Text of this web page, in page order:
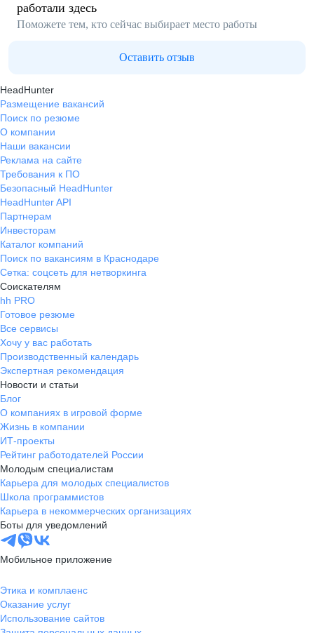
работали здесь
Поможете тем, кто сейчас выбирает место работы
Оставить отзыв
HeadHunter
Размещение вакансий
Поиск по резюме
О компании
Наши вакансии
Реклама на сайте
Требования к ПО
Безопасный HeadHunter
HeadHunter API
Партнерам
Инвесторам
Каталог компаний
Поиск по вакансиям в Краснодаре
Сетка: соцсеть для нетворкинга
Соискателям
hh PRO
Готовое резюме
Все сервисы
Хочу у вас работать
Производственный календарь
Экспертная рекомендация
Новости и статьи
Блог
О компаниях в игровой форме
Жизнь в компании
ИТ-проекты
Рейтинг работодателей России
Молодым специалистам
Карьера для молодых специалистов
Школа программистов
Карьера в некоммерческих организациях
Боты для уведомлений
Мобильное приложение
Этика и комплаенс
Оказание услуг
Использование сайтов